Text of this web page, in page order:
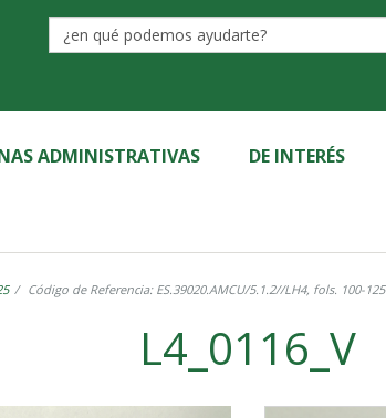
ADMINISTRATIVAS DE INTERÉS
Código de Referencia: ES.39020.AMCU/5.1.2//LH4, fols. 100-125
L4_0116_V